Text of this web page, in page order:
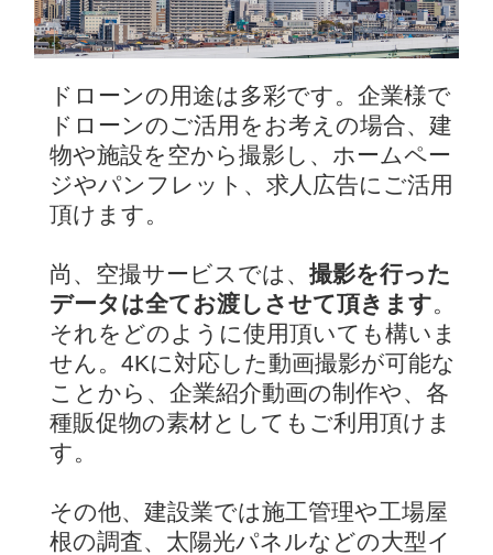
ドローンの用途は多彩です。企業様で
ドローンのご活用をお考えの場合、建
物や施設を空から撮影し、ホームペー
ジやパンフレット、求人広告にご活用
頂けます。
尚、空撮サービスでは、 撮影を行った
データは全てお渡しさせて頂きます。
それをどのように使用頂いても構いま
せん。4Kに対応した動画撮影が可能な
ことから、企業紹介動画の制作や、各
種販促物の素材としてもご利用頂けま
す。
その他、建設業では施工管理や工場屋
根の調査、太陽光パネルなどの大型イ